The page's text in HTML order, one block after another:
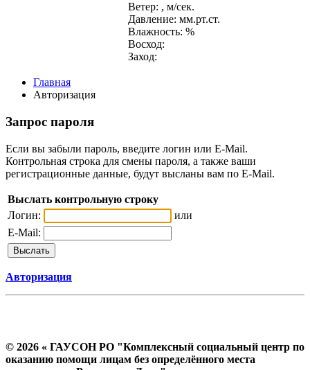
Ветер: , м/сек.
Давление: мм.рт.ст.
Влажность: %
Восход:
Заход:
Главная
Авторизация
Запрос пароля
Если вы забыли пароль, введите логин или E-Mail.
Контрольная строка для смены пароля, а также ваши
регистрационные данные, будут высланы вам по E-Mail.
Выслать контрольную строку
Логин:
или
E-Mail:
Авторизация
© 2026 « ГАУСОН РО "Комплексный социальный центр по
оказанию помощи лицам без определённого места